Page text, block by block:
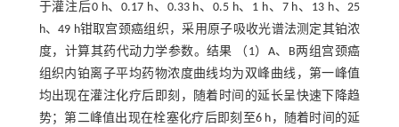
于灌注后0 h、0.17 h、0.33 h、0.5 h、1 h、7 h、13 h、25
h、49 h钳取宫颈癌组织，采用原子吸收光谱法测定其铂浓
度，计算其药代动力学参数。结果 （1）A、B两组宫颈癌
组织内铂离子平均药物浓度曲线均为双峰曲线，第一峰值
均出现在灌注化疗后即刻，随着时间的延长呈快速下降趋
势；第二峰值出现在栓塞化疗后即刻至6 h，随着时间的延